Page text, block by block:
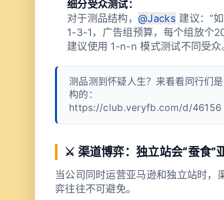
细分受众测试：
对于测品结构， @Jacks 建议：“
1-3-1，广告组预算，每个组放个
建议使用 1-n-n 模式测试不同受众
测品测到怀疑人生？来看看同行们
构的：
https://club.veryfb.com/d/46156
⚔️ 渠道博弈：独立站会“蚕食”
当公司同时运营亚马逊和独立站时，
弈往往不可避免。